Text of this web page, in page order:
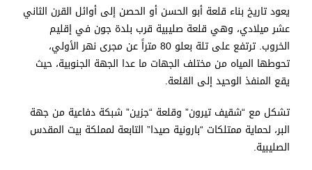
يعود تاريخ بناء قلعة أبو الحسن أو الحصن إلى أوائل القرن الثاني
عشر ميلادي، وهي قلعة صليبية قرب بلدة جون في إقليم
الخروب. ترتفع على تلة بعلو 80 متراً عن مجرى نهر الأولي،
تحوطها المياه من مختلف الجهات ما عدا الجهة الجنوبية، حيث
يقع المنفذ الوحيد إلى القلعة.
تشكل مع “شقيف تيرون” وقلعة “جزين” شبكة دفاعية من جهة
البر، لحماية ممتلكات “بارونية صيدا” التابعة لمملكة بيت المقدس
الصليبية.